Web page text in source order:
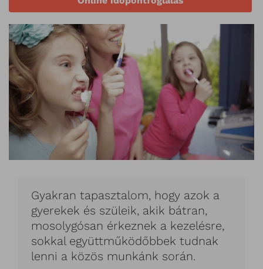
Gyakran tapasztalom, hogy azok a
gyerekek és szüleik, akik bátran,
mosolygósan érkeznek a kezelésre,
sokkal együttműködőbbek tudnak
lenni a közös munkánk során.